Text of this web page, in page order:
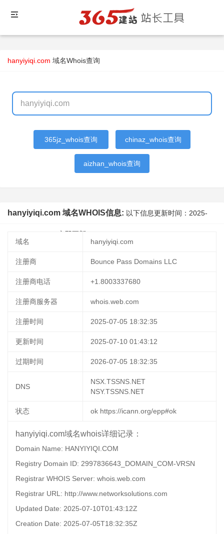
hanyiyiqi.com 域名Whois查询
365jz_whois查询 chinaz_whois查询
aizhan_whois查询
hanyiyiqi.com 域名WHOIS信息: 以下信息更新时间： 2025-
立即更新
域名
hanyiyiqi.com
注册商 Bounce Pass Domains LLC
注册商电话 +1.8003337680
注册商服务器 whois.web.com
注册时间 2025-07-05 18:32:35
更新时间 2025-07-10 01:43:12
过期时间 2026-07-05 18:32:35
DNS
NSX.TSSNS.NET
NSY.TSSNS.NET
状态 ok https://icann.org/epp#ok
hanyiyiqi.com域名whois详细记录：
Domain Name: HANYIYIQI.COM
Registry Domain ID: 2997836643_DOMAIN_COM-VRSN
Registrar WHOIS Server: whois.web.com
Registrar URL: http://www.networksolutions.com
Updated Date: 2025-07-10T01:43:12Z
Creation Date: 2025-07-05T18:32:35Z